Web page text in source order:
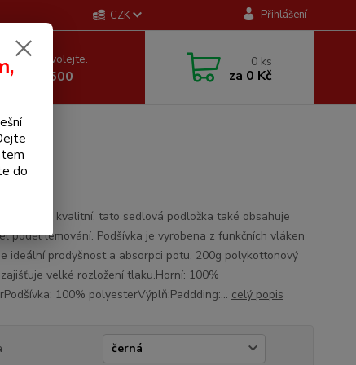
CZK Přihlášení
rady? Zavolejte.
255 500
0 ks
za 0 Kč
a vysoce kvalitní, tato sedlová podložka také obsahuje
podél lemování. Podšívka je vyrobena z funkčních vláken
ideální prodyšnost a absorpci potu. 200g polykottonový
velké rozložení tlaku.Horní: 100%
100% polyesterVýplň:Paddding:... celý popis
do